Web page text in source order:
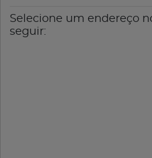
Selecione um endereço
seguir: